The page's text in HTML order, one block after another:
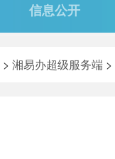
信息公开
> 湘易办超级服务端 >